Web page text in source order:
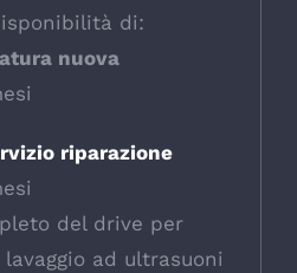
di:
nuova
riparazione
del drive per
ad ultrasuoni